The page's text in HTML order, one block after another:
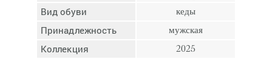
Вид обуви кеды
Принадлежность мужская
Коллекция 2025